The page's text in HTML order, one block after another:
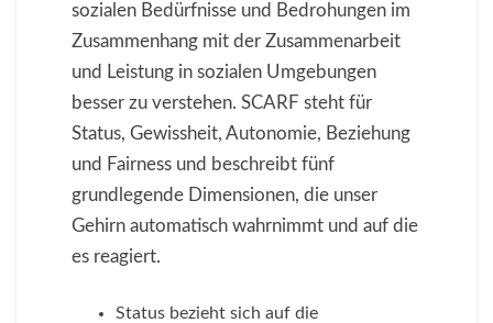
sozialen Bedürfnisse und Bedrohungen im
Zusammenhang mit der Zusammenarbeit
und Leistung in sozialen Umgebungen
besser zu verstehen. SCARF steht für
Status, Gewissheit, Autonomie, Beziehung
und Fairness und beschreibt fünf
grundlegende Dimensionen, die unser
Gehirn automatisch wahrnimmt und auf die
es reagiert.
Status bezieht sich auf die